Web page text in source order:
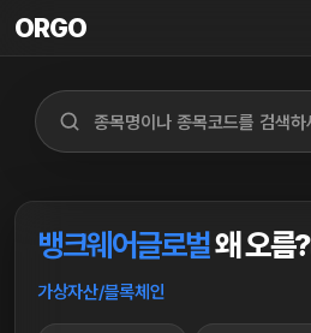
ORGO
ORGO
뱅크웨어글로벌왜 오름?
가상자산/블록체인